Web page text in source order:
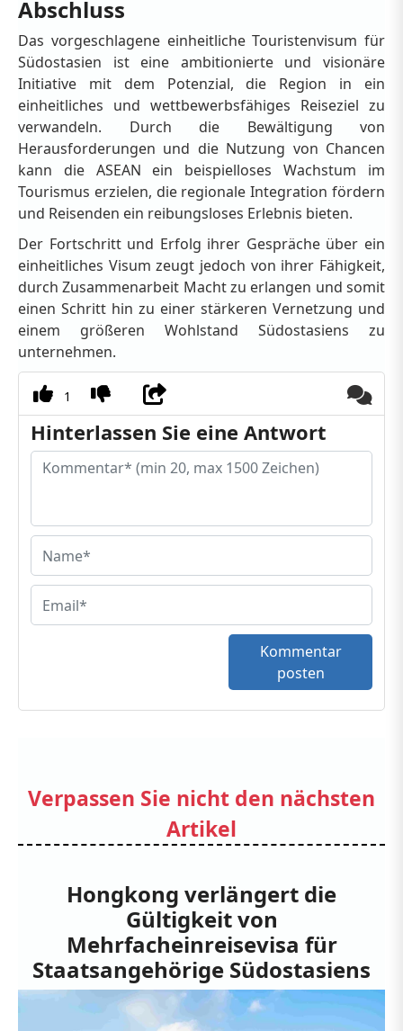
Abschluss
Das vorgeschlagene einheitliche Touristenvisum für
Südostasien ist eine ambitionierte und visionäre
Initiative mit dem Potenzial, die Region in ein
einheitliches und wettbewerbsfähiges Reiseziel zu
verwandeln. Durch die Bewältigung von
Herausforderungen und die Nutzung von Chancen
kann die ASEAN ein beispielloses Wachstum im
Tourismus erzielen, die regionale Integration fördern
und Reisenden ein reibungsloses Erlebnis bieten.
Der Fortschritt und Erfolg ihrer Gespräche über ein
einheitliches Visum zeugt jedoch von ihrer Fähigkeit,
durch Zusammenarbeit Macht zu erlangen und somit
einen Schritt hin zu einer stärkeren Vernetzung und
einem größeren Wohlstand Südostasiens zu
unternehmen.
1
Hinterlassen Sie eine Antwort
Kommentar
posten
Verpassen Sie nicht den nächsten
Artikel
Hongkong verlängert die
Gültigkeit von
Mehrfacheinreisevisa für
Staatsangehörige Südostasiens